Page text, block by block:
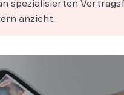
spezialisierten
anzieht.